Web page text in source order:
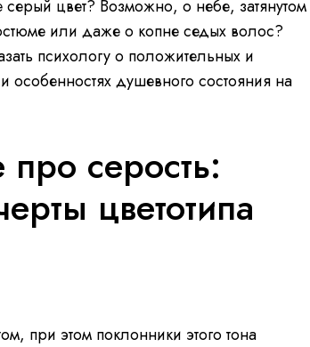
цвет? Возможно, о небе, затянутом
или даже о копне седых волос?
психологу о положительных и
особенностях душевного состояния на
серость:
цветотипа
при этом поклонники этого тона